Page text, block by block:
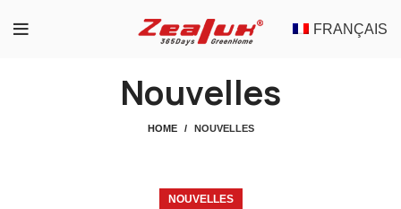
FRANÇAIS
Nouvelles
HOME NOUVELLES
NOUVELLES